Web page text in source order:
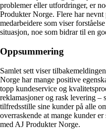
problemer eller utfordringer, er
Produkter Norge. Flere har
medarbeidere som viser
situasjon, noe som bidrar til en
Oppsummering
Samlet sett viser
Norge har mange positive
topp kundeservice og
reklamasjoner og rask levering –
tilfredsstille sine kunder på alle
overraskende at mange kunder
med AJ Produkter Norge.